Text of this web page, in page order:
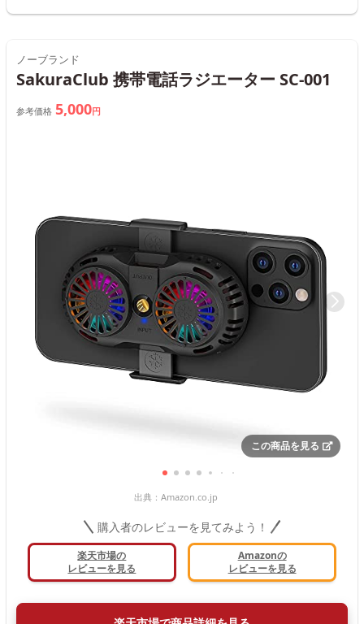
ノーブランド
SakuraClub 携帯電話ラジエーター SC-001
参考価格 5,000円
この商品を見る
出典： Amazon.co.jp
購入者のレビューを見てみよう！
楽天市場の
レビューを見る
Amazonの
レビューを見る